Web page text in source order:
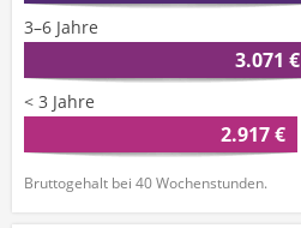
3–6 Jahre
3.071 €
< 3 Jahre
2.917 €
Bruttogehalt bei 40 Wochenstunden.